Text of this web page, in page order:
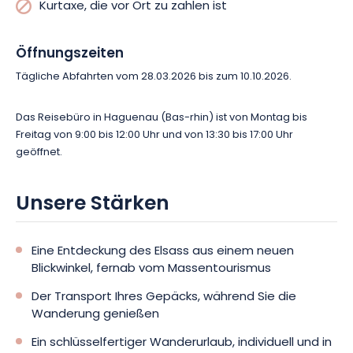
5. Tag: Von Ottrott nach Le Hohwald ca. 15 km.
Einer der Höhepunkte der Wanderung: der Besuch des Mont-
symbolträchtige Ort einen atemberaubenden Blick auf die
Ebene. Anschließend folgen Sie der geheimnisvollen « Mur
Païen » (Heidnische Mauer), vorbei an den Ruinen des
Tannen liegt.
6. Tag: Von Le Hohwald nach Barr ca. 17 km
Über Andlau mit seiner romanischen Abteikirche und
Mittelbergheim, einem Weindorf, das zu den schönsten
Frankreichs zählt, geht es langsam wieder hinunter in die
Weinberge. Hier erzählt jede Gasse eine Geschichte, zwischen
Kurtaxe, die vor Ort zu zahlen ist
Öffnungszeiten
Tägliche Abfahrten vom 28.03.2026 bis zum 10.10.2026.
Das Reisebüro in Haguenau (Bas-rhin) ist von Montag bis
Freitag von 9:00 bis 12:00 Uhr und von 13:30 bis 17:00 Uhr
geöffnet.
Unsere Stärken
Eine Entdeckung des Elsass aus einem neuen
Blickwinkel, fernab vom Massentourismus
Der Transport Ihres Gepäcks, während Sie die
Wanderung genießen
Ein schlüsselfertiger Wanderurlaub, individuell und in